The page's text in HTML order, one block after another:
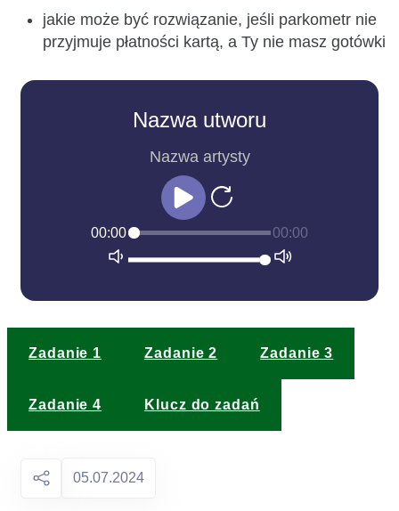
jakie może być rozwiązanie, jeśli parkometr nie
przyjmuje płatności kartą, a Ty nie masz gotówki
Nazwa utworu
Nazwa artysty
00:00 00:00
Zadanie 1 Zadanie 2 Zadanie 3
Zadanie 4 Klucz do zadań
05.07.2024